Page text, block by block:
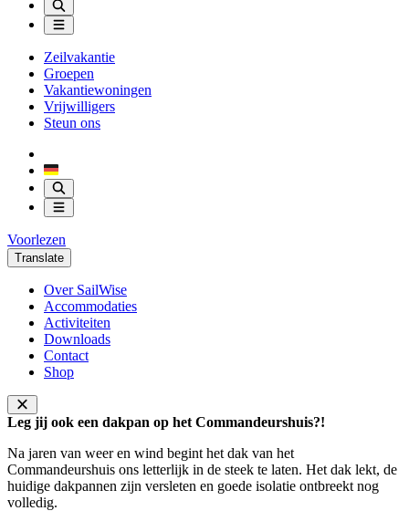
Zeilvakantie
Groepen
Vakantiewoningen
Vrijwilligers
Steun ons
Voorlezen
Translate
Over SailWise
Accommodaties
Activiteiten
Downloads
Contact
Shop
Leg jij ook een dakpan op het Commandeurshuis?!
Na jaren van weer en wind begint het dak van het
Commandeurshuis ons letterlijk in de steek te laten. Het dak lekt, de
huidige dakpannen zijn versleten en goede isolatie ontbreekt nog
volledig.